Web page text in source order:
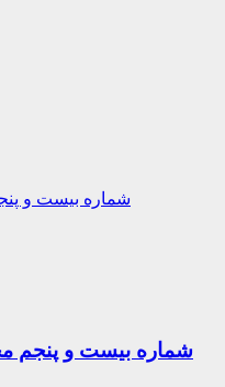
شماره بیست و پنجم